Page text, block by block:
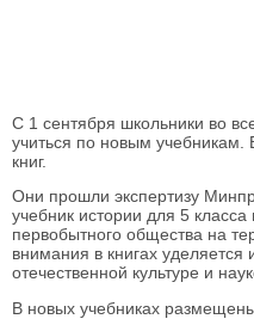
С 1 сентября школьники во
учиться по новым учебникам.
книг.
Они прошли экспертизу
учебник истории для 5
первобытного общества на
внимания в книгах уделяется
отечественной культуре и
В новых учебниках